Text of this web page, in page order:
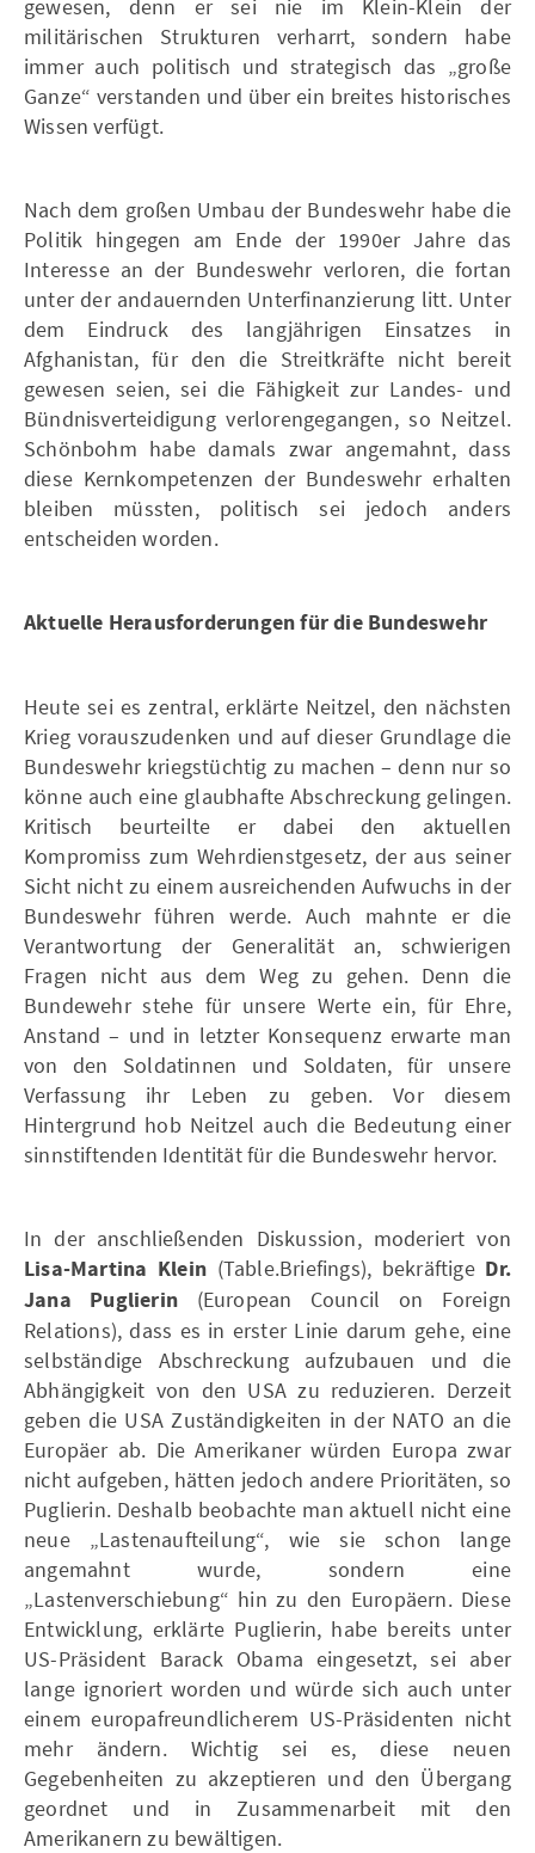
gewesen, denn er sei nie im Klein-Klein der
militärischen Strukturen verharrt, sondern habe
immer auch politisch und strategisch das „große
Ganze“ verstanden und über ein breites historisches
Wissen verfügt.
Nach dem großen Umbau der Bundeswehr habe die
Politik hingegen am Ende der 1990er Jahre das
Interesse an der Bundeswehr verloren, die fortan
unter der andauernden Unterfinanzierung litt. Unter
dem Eindruck des langjährigen Einsatzes in
Afghanistan, für den die Streitkräfte nicht bereit
gewesen seien, sei die Fähigkeit zur Landes- und
Bündnisverteidigung verlorengegangen, so Neitzel.
Schönbohm habe damals zwar angemahnt, dass
diese Kernkompetenzen der Bundeswehr erhalten
bleiben müssten, politisch sei jedoch anders
entscheiden worden.
Aktuelle Herausforderungen für die Bundeswehr
Heute sei es zentral, erklärte Neitzel, den nächsten
Krieg vorauszudenken und auf dieser Grundlage die
Bundeswehr kriegstüchtig zu machen – denn nur so
könne auch eine glaubhafte Abschreckung gelingen.
Kritisch beurteilte er dabei den aktuellen
Kompromiss zum Wehrdienstgesetz, der aus seiner
Sicht nicht zu einem ausreichenden Aufwuchs in der
Bundeswehr führen werde. Auch mahnte er die
Verantwortung der Generalität an, schwierigen
Fragen nicht aus dem Weg zu gehen. Denn die
Bundewehr stehe für unsere Werte ein, für Ehre,
Anstand – und in letzter Konsequenz erwarte man
von den Soldatinnen und Soldaten, für unsere
Verfassung ihr Leben zu geben. Vor diesem
Hintergrund hob Neitzel auch die Bedeutung einer
sinnstiftenden Identität für die Bundeswehr hervor.
In der anschließenden Diskussion, moderiert von
Lisa-Martina Klein (Table.Briefings), bekräftige Dr.
Jana Puglierin (European Council on Foreign
Relations), dass es in erster Linie darum gehe, eine
selbständige Abschreckung aufzubauen und die
Abhängigkeit von den USA zu reduzieren. Derzeit
geben die USA Zuständigkeiten in der NATO an die
Europäer ab. Die Amerikaner würden Europa zwar
nicht aufgeben, hätten jedoch andere Prioritäten, so
Puglierin. Deshalb beobachte man aktuell nicht eine
neue „Lastenaufteilung“, wie sie schon lange
angemahnt wurde, sondern eine
„Lastenverschiebung“ hin zu den Europäern. Diese
Entwicklung, erklärte Puglierin, habe bereits unter
US-Präsident Barack Obama eingesetzt, sei aber
lange ignoriert worden und würde sich auch unter
einem europafreundlicherem US-Präsidenten nicht
mehr ändern. Wichtig sei es, diese neuen
Gegebenheiten zu akzeptieren und den Übergang
geordnet und in Zusammenarbeit mit den
Amerikanern zu bewältigen.